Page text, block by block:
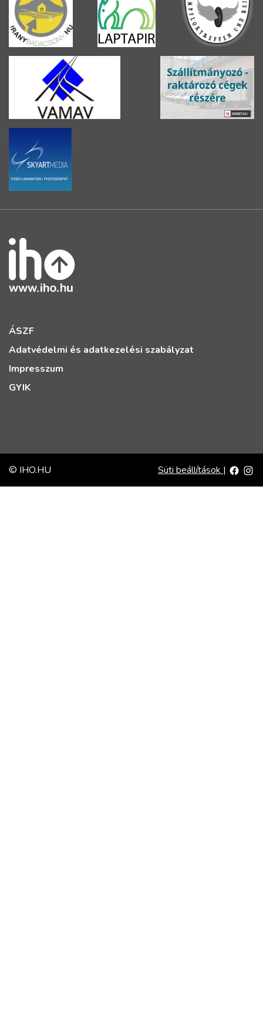
ÁSZF
Adatvédelmi és adatkezelési szabályzat
Impresszum
GYIK
© IHO.HU Süti beállítások |